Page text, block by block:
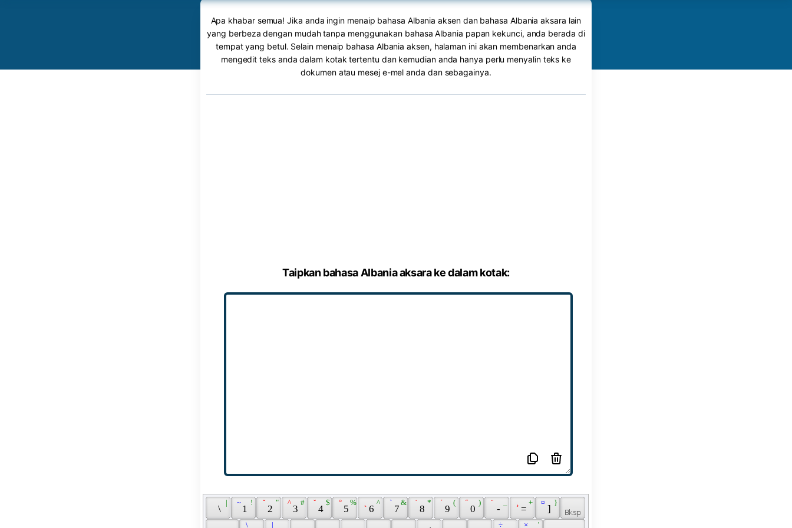
Apa khabar semua! Jika anda ingin menaip bahasa Albania aksen dan bahasa Albania aksara lain
yang berbeza dengan mudah tanpa menggunakan bahasa Albania papan kekunci, anda berada di
tempat yang betul. Selain menaip bahasa Albania aksen, halaman ini akan membenarkan anda
mengedit teks anda dalam kotak tertentu dan kemudian anda hanya perlu menyalin teks ke
dokumen atau mesej e-mel anda dan sebagainya.
Taipkan bahasa Albania aksara ke dalam kotak:
\
|
1
!
~
2
"
ˇ
3
#
^
4
$
˘
5
%
°
6
^
7
&
`
8
*
˙
9
(
´
0
)
˝
-
¨
=
+
]
}
¤
\ | ÷ '
×